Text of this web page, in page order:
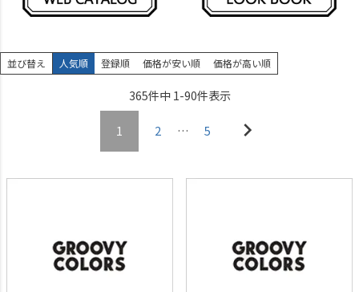
並び替え 人気順 登録順 価格が安い順 価格が高い順
365件中 1-90件表示
1 2 … 5